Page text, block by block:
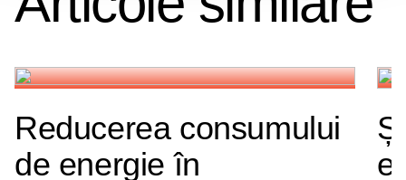
Reducerea consumului
de energie în